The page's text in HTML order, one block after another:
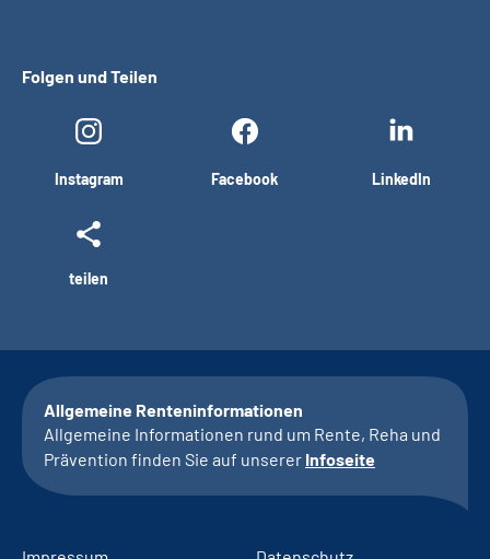
Folgen und Teilen
Instagram Facebook LinkedIn
teilen
Allgemeine Renteninformationen
Allgemeine Informationen rund um Rente, Reha und
Prävention finden Sie auf unserer Infoseite